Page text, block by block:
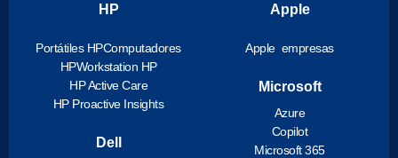
HP
Portátiles HPComputadores
HPWorkstation HP
HP Active Care
HP Proactive Insights
Dell
Apple
Apple empresas
Microsoft
Azure
Copilot
Microsoft 365